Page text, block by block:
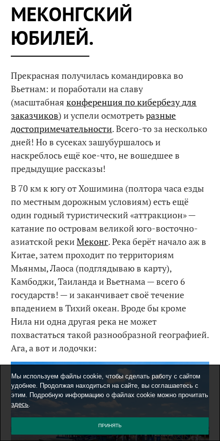
МЕКОНГСКИЙ
ЮБИЛЕЙ.
Прекрасная получилась командировка во
Вьетнам: и поработали на славу
(масштабнаяконференция по кибербезу для
заказчиков) и успели осмотретьразные
достопримечательности. Всего-то за несколько
дней! Но в сусеках зашубуршалось и
наскреблось ещё кое-что, не вошедшее в
предыдущие рассказы!
В 70 км к югу от Хошимина (полтора часа езды
по местным дорожным условиям) есть ещё
один годный туристический «аттракцион» —
катание по островам великой юго-восточно-
азиатской рекиМеконг. Река берёт начало аж в
Китае, затем проходит по территориям
Мьянмы, Лаоса (подглядываю в карту),
Камбоджи, Таиланда и Вьетнама — всего 6
государств! — и заканчивает своё течение
впадением в Тихий океан. Вроде бы кроме
Нила ни одна другая река не может
похвастаться такой разнообразной географией.
Ага, а вот и лодочки:
Мы используем файлы cookie, чтобы сделать работу с сайтом
удобнее. Продолжая находиться на сайте, вы соглашаетесь с
этим. Подробную информацию о файлах cookie можно прочитать
здесь.
ПРИНЯТЬ